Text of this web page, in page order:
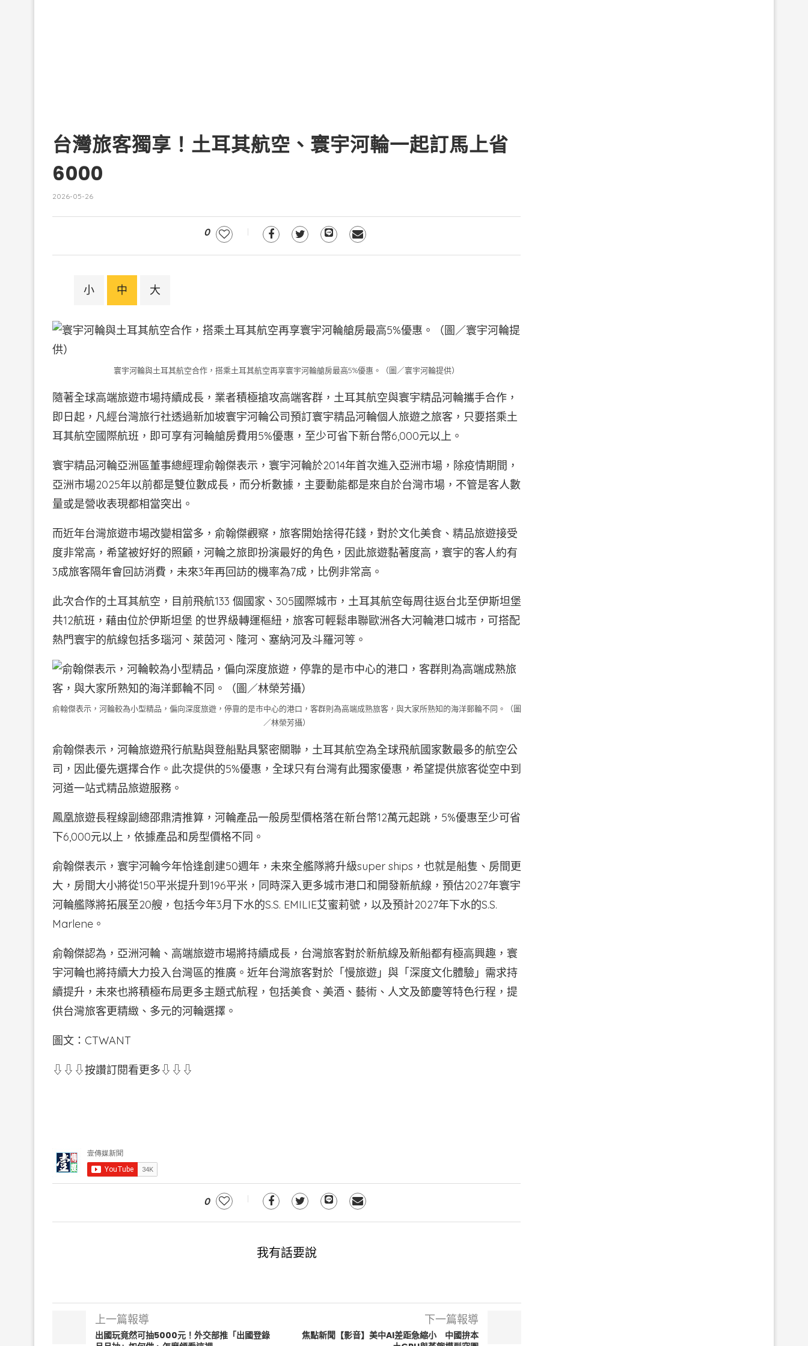
台灣旅客獨享！土耳其航空、寰宇河輪一起訂馬上省
6000
2026-05-26
0
小 中 大
寰宇河輪與土耳其航空合作，搭乘土耳其航空再享寰宇河輪艙房最高5%優惠。（圖／寰宇河輪提供）
隨著全球高端旅遊市場持續成長，業者積極搶攻高端客群，土耳其航空與寰宇精品河輪攜手合作，
即日起，凡經台灣旅行社透過新加坡寰宇河輪公司預訂寰宇精品河輪個人旅遊之旅客，只要搭乘土
耳其航空國際航班，即可享有河輪艙房費用5%優惠，至少可省下新台幣6,000元以上。
寰宇精品河輪亞洲區董事總經理俞翰傑表示，寰宇河輪於2014年首次進入亞洲市場，除疫情期間，
亞洲市場2025年以前都是雙位數成長，而分析數據，主要動能都是來自於台灣市場，不管是客人數
量或是營收表現都相當突出。
而近年台灣旅遊市場改變相當多，俞翰傑觀察，旅客開始捨得花錢，對於文化美食、精品旅遊接受
度非常高，希望被好好的照顧，河輪之旅即扮演最好的角色，因此旅遊黏著度高，寰宇的客人約有
3成旅客隔年會回訪消費，未來3年再回訪的機率為7成，比例非常高。
此次合作的土耳其航空，目前飛航133 個國家、305國際城市，土耳其航空每周往返台北至伊斯坦堡
共12航班，藉由位於伊斯坦堡 的世界級轉運樞紐，旅客可輕鬆串聯歐洲各大河輪港口城市，可搭配
熱門寰宇的航線包括多瑙河、萊茵河、隆河、塞納河及斗羅河等。
俞翰傑表示，河輪較為小型精品，偏向深度旅遊，停靠的是市中心的港口，客群則為高端成熟旅客，與大家所熟知的海洋郵輪不同。（圖
／林榮芳攝）
俞翰傑表示，河輪旅遊飛行航點與登船點具緊密關聯，土耳其航空為全球飛航國家數最多的航空公
司，因此優先選擇合作。此次提供的5%優惠，全球只有台灣有此獨家優惠，希望提供旅客從空中到
河道一站式精品旅遊服務。
鳳凰旅遊長程線副總邵鼎清推算，河輪產品一般房型價格落在新台幣12萬元起跳，5%優惠至少可省
下6,000元以上，依據產品和房型價格不同。
俞翰傑表示，寰宇河輪今年恰逢創建50週年，未來全艦隊將升級super ships，也就是船隻、房間更
大，房間大小將從150平米提升到196平米，同時深入更多城市港口和開發新航線，預估2027年寰宇
河輪艦隊將拓展至20艘，包括今年3月下水的S.S. EMILIE艾蜜莉號，以及預計2027年下水的S.S.
Marlene。
俞翰傑認為，亞洲河輪、高端旅遊市場將持續成長，台灣旅客對於新航線及新船都有極高興趣，寰
宇河輪也將持續大力投入台灣區的推廣。近年台灣旅客對於「慢旅遊」與「深度文化體驗」需求持
續提升，未來也將積極布局更多主題式航程，包括美食、美酒、藝術、人文及節慶等特色行程，提
供台灣旅客更精緻、多元的河輪選擇。
圖文：CTWANT
⇩⇩⇩按讚訂閱看更多⇩⇩⇩
0
我有話要說
上一篇報導
出國玩竟然可抽5000元！外交部推「出國登錄
下一篇報導
焦點新聞【影音】美中AI差距急縮小 中國拚本